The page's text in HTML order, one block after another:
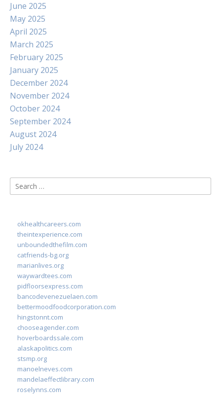
June 2025
May 2025
April 2025
March 2025
February 2025
January 2025
December 2024
November 2024
October 2024
September 2024
August 2024
July 2024
Search
for:
okhealthcareers.com
theintexperience.com
unboundedthefilm.com
catfriends-bg.org
marianlives.org
waywardtees.com
pidfloorsexpress.com
bancodevenezuelaen.com
bettermoodfoodcorporation.com
hingstonnt.com
chooseagender.com
hoverboardssale.com
alaskapolitics.com
stsmp.org
manoelneves.com
mandelaeffectlibrary.com
roselynns.com